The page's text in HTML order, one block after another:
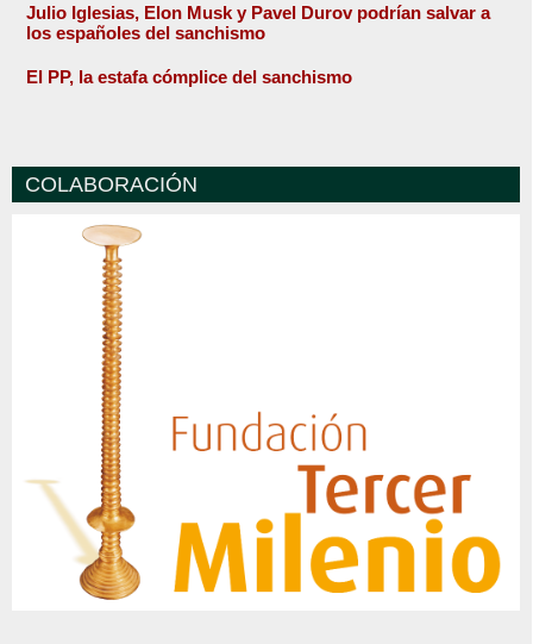
Julio Iglesias, Elon Musk y Pavel Durov podrían salvar a
los españoles del sanchismo
El PP, la estafa cómplice del sanchismo
COLABORACIÓN